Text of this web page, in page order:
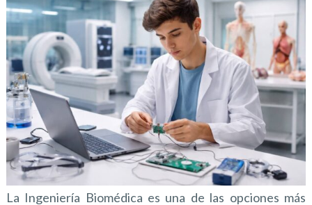
La Ingeniería Biomédica es una de las opciones más